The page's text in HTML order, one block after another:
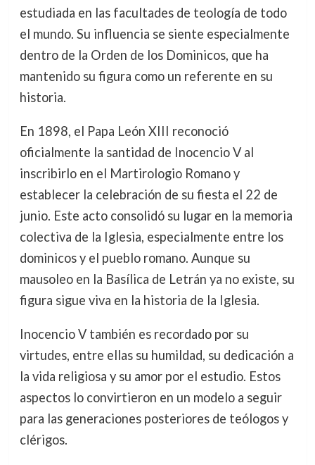
estudiada en las facultades de teología de todo
el mundo. Su influencia se siente especialmente
dentro de la Orden de los Dominicos, que ha
mantenido su figura como un referente en su
historia.
En 1898, el Papa León XIII reconoció
oficialmente la santidad de Inocencio V al
inscribirlo en el Martirologio Romano y
establecer la celebración de su fiesta el 22 de
junio. Este acto consolidó su lugar en la memoria
colectiva de la Iglesia, especialmente entre los
dominicos y el pueblo romano. Aunque su
mausoleo en la Basílica de Letrán ya no existe, su
figura sigue viva en la historia de la Iglesia.
Inocencio V también es recordado por su
virtudes, entre ellas su humildad, su dedicación a
la vida religiosa y su amor por el estudio. Estos
aspectos lo convirtieron en un modelo a seguir
para las generaciones posteriores de teólogos y
clérigos.